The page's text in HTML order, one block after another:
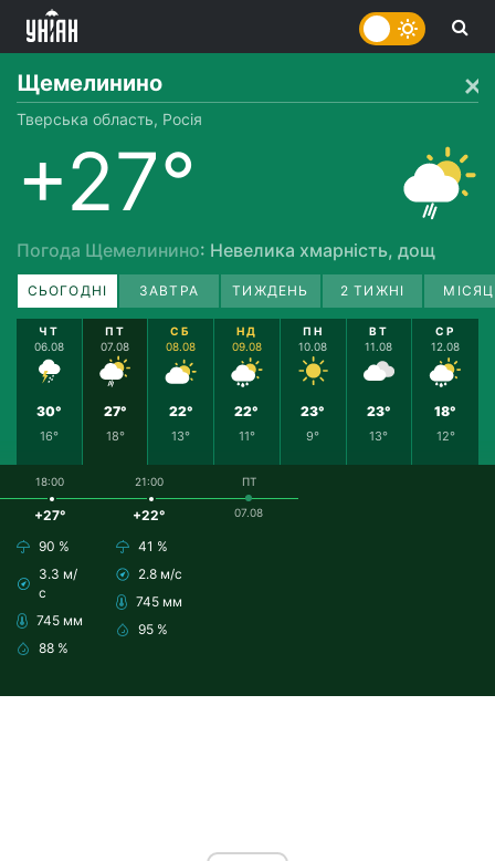
Щемелинино
Тверська область, Росія
+27°
Погода Щемелинино: Невелика хмарність, дощ
СЬОГОДНІ ЗАВТРА ТИЖДЕНЬ 2 ТИЖНІ
ЧТ
06.08
30°
16°
ПТ
07.08
27°
18°
СБ
08.08
22°
13°
НД
09.08
22°
11°
ПН
10.08
23°
9°
ВТ
11.08
23°
13°
СР
12.08
18°
12°
18:00
+27°
90 %
3.3 м/
с
745 мм
88 %
21:00
+22°
41 %
2.8 м/с
745 мм
95 %
ПТ
07.08